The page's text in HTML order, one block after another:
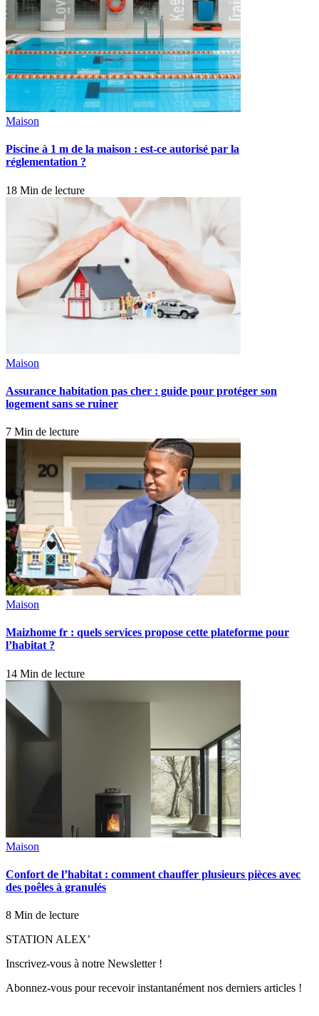
Maison
Piscine à 1 m de la maison : est-ce autorisé par la
réglementation ?
18 Min de lecture
Maison
Assurance habitation pas cher : guide pour protéger son
logement sans se ruiner
7 Min de lecture
Maison
Maizhome fr : quels services propose cette plateforme pour
l’habitat ?
14 Min de lecture
Maison
Confort de l’habitat : comment chauffer plusieurs pièces avec
des poêles à granulés
8 Min de lecture
STATION ALEX’
Inscrivez-vous à notre Newsletter !
Abonnez-vous pour recevoir instantanément nos derniers articles !